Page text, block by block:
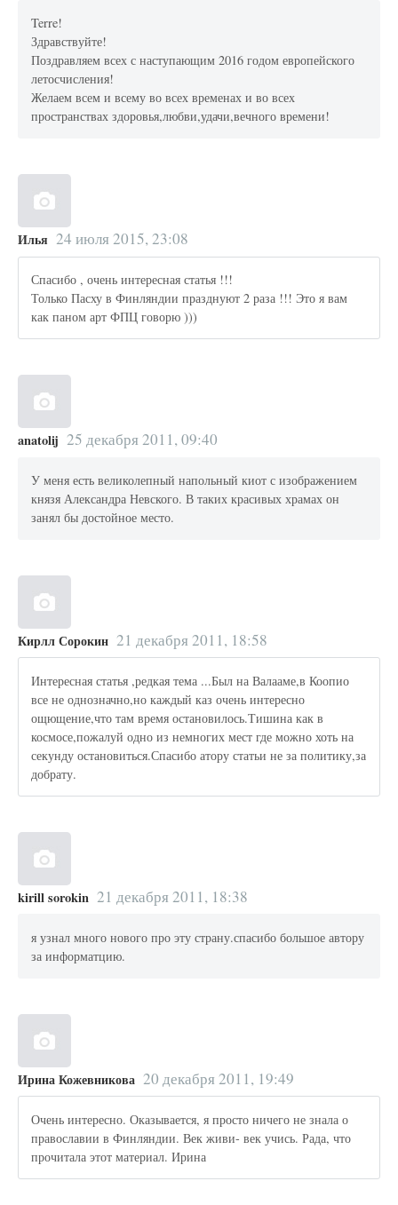
Terre!
Здравствуйте!
Поздравляем всех с наступающим 2016 годом европейского
летосчисления!
Желаем всем и всему во всех временах и во всех
пространствах здоровья,любви,удачи,вечного времени!
Илья 24 июля 2015, 23:08
Спасибо , очень интересная статья !!!
Только Пасху в Финляндии празднуют 2 раза !!! Это я вам
как паном арт ФПЦ говорю )))
anatolij 25 декабря 2011, 09:40
У меня есть великолепный напольный киот с изображением
князя Александра Невского. В таких красивых храмах он
занял бы достойное место.
Кирлл Сорокин 21 декабря 2011, 18:58
Интересная статья ,редкая тема ...Был на Валааме,в Коопио
все не однозначно,но каждый каз очень интересно
ощющение,что там время остановилось.Тишина как в
космосе,пожалуй одно из немногих мест где можно хоть на
секунду остановиться.Спасибо атору статьи не за политику,за
добрату.
kirill sorokin 21 декабря 2011, 18:38
я узнал много нового про эту страну.спасибо большое автору
за информатцию.
Ирина Кожевникова 20 декабря 2011, 19:49
Очень интересно. Оказывается, я просто ничего не знала о
православии в Финляндии. Век живи- век учись. Рада, что
прочитала этот материал. Ирина